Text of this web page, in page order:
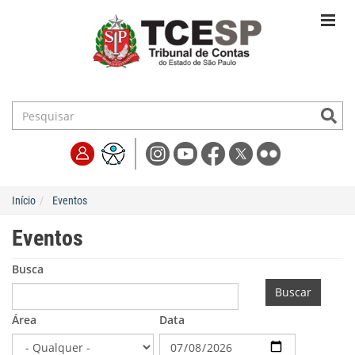
Início Eventos
Eventos
Busca
Área Data
Buscar